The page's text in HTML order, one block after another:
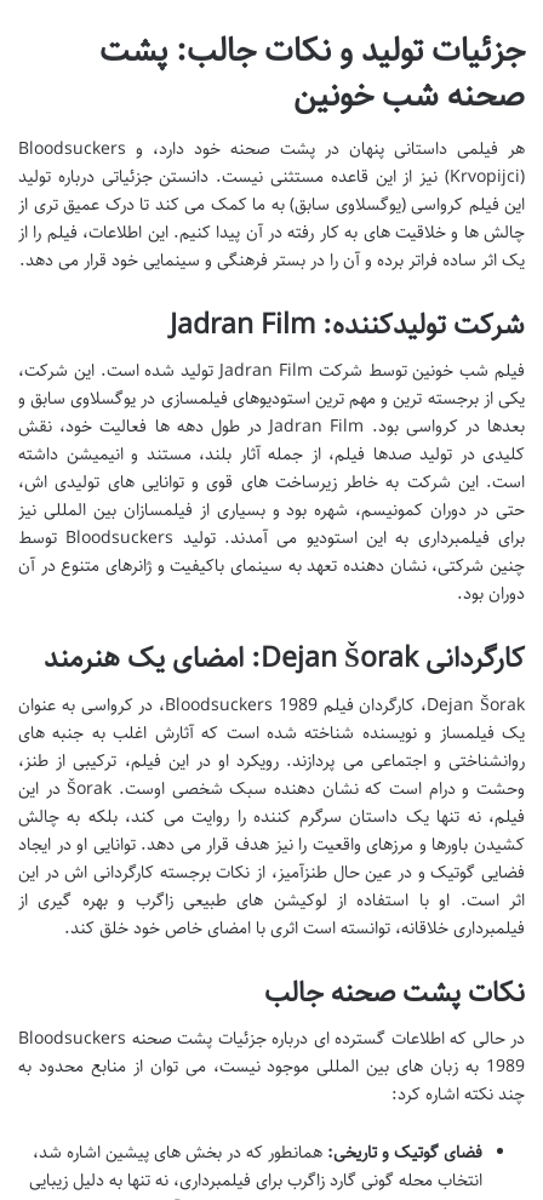
جزئیات تولید و نکات جالب: پشت
صحنه شب خونین
هر فیلمی داستانی پنهان در پشت صحنه خود دارد، و Bloodsuckers
(Krvopijci) نیز از این قاعده مستثنی نیست. دانستن جزئیاتی درباره تولید
این فیلم کرواسی (یوگسلاوی سابق) به ما کمک می کند تا درک عمیق تری از
چالش ها و خلاقیت های به کار رفته در آن پیدا کنیم. این اطلاعات، فیلم را از
یک اثر ساده فراتر برده و آن را در بستر فرهنگی و سینمایی خود قرار می دهد.
شرکت تولیدکننده: Jadran Film
فیلم شب خونین توسط شرکت Jadran Film تولید شده است. این شرکت،
یکی از برجسته ترین و مهم ترین استودیوهای فیلمسازی در یوگسلاوی سابق و
بعدها در کرواسی بود. Jadran Film در طول دهه ها فعالیت خود، نقش
کلیدی در تولید صدها فیلم، از جمله آثار بلند، مستند و انیمیشن داشته
است. این شرکت به خاطر زیرساخت های قوی و توانایی های تولیدی اش،
حتی در دوران کمونیسم، شهره بود و بسیاری از فیلمسازان بین المللی نیز
برای فیلمبرداری به این استودیو می آمدند. تولید Bloodsuckers توسط
چنین شرکتی، نشان دهنده تعهد به سینمای باکیفیت و ژانرهای متنوع در آن
دوران بود.
کارگردانی Dejan Šorak: امضای یک هنرمند
Dejan Šorak، کارگردان فیلم Bloodsuckers 1989، در کرواسی به عنوان
یک فیلمساز و نویسنده شناخته شده است که آثارش اغلب به جنبه های
روانشناختی و اجتماعی می پردازند. رویکرد او در این فیلم، ترکیبی از طنز،
وحشت و درام است که نشان دهنده سبک شخصی اوست. Šorak در این
فیلم، نه تنها یک داستان سرگرم کننده را روایت می کند، بلکه به چالش
کشیدن باورها و مرزهای واقعیت را نیز هدف قرار می دهد. توانایی او در ایجاد
فضایی گوتیک و در عین حال طنزآمیز، از نکات برجسته کارگردانی اش در این
اثر است. او با استفاده از لوکیشن های طبیعی زاگرب و بهره گیری از
فیلمبرداری خلاقانه، توانسته است اثری با امضای خاص خود خلق کند.
نکات پشت صحنه جالب
در حالی که اطلاعات گسترده ای درباره جزئیات پشت صحنه Bloodsuckers
1989 به زبان های بین المللی موجود نیست، می توان از منابع محدود به
چند نکته اشاره کرد:
فضای گوتیک و تاریخی: همانطور که در بخش های پیشین اشاره شد،
انتخاب محله گونی گارد زاگرب برای فیلمبرداری، نه تنها به دلیل زیبایی